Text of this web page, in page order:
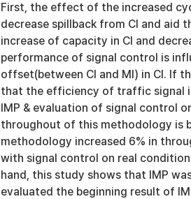
First, the effect of the increased
decrease spillback from CI and aid
increase of capacity in CI and
performance of signal control is
offset(between CI and MI) in CI. If
that the efficiency of traffic signal
IMP & evaluation of signal control
throughout of this methodology is
methodology increased 6% in
with signal control on real
hand, this study shows that IMP
evaluated the beginning result of